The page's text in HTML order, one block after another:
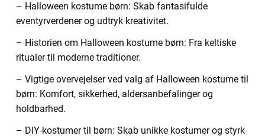
– Halloween kostume børn: Skab fantasifulde
eventyrverdener og udtryk kreativitet.
– Historien om Halloween kostume børn: Fra keltiske
ritualer til moderne traditioner.
– Vigtige overvejelser ved valg af Halloween kostume til
børn: Komfort, sikkerhed, aldersanbefalinger og
holdbarhed.
– DIY-kostumer til børn: Skab unikke kostumer og styrk